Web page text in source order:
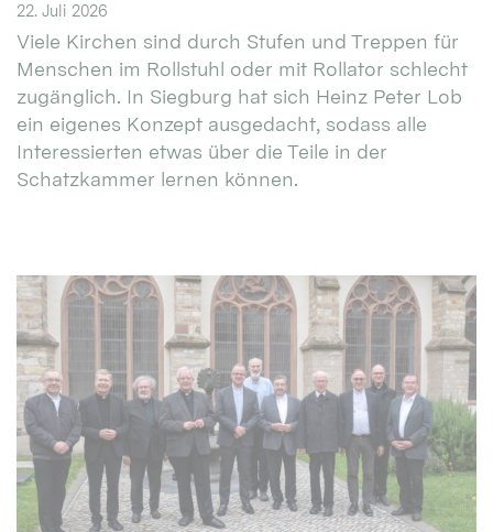
22. Juli 2026
Viele Kirchen sind durch Stufen und Treppen für
Menschen im Rollstuhl oder mit Rollator schlecht
zugänglich. In Siegburg hat sich Heinz Peter Lob
ein eigenes Konzept ausgedacht, sodass alle
Interessierten etwas über die Teile in der
Schatzkammer lernen können.